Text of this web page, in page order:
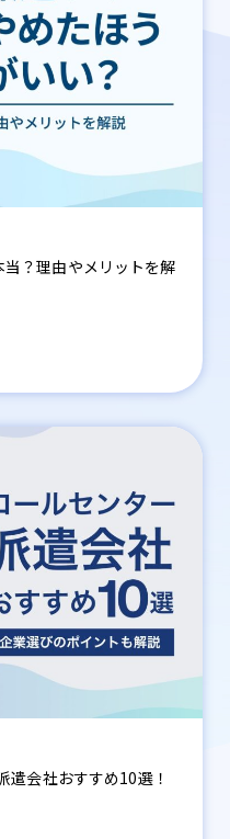
？理由やメリットを解
遣会社おすすめ10選！